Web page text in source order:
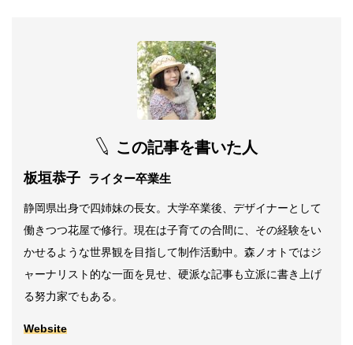
この記事を書いた人
板垣恭子 ライター卒業生
静岡県出身で四姉妹の長女。大学卒業後、デザイナーとして
働きつつ花屋で修行。現在は子育ての合間に、その経験をい
かせるような世界観を目指して制作活動中。森ノオトではジ
ャーナリスト的な一面を見せ、硬派な記事も立派に書き上げ
る努力家でもある。
Website